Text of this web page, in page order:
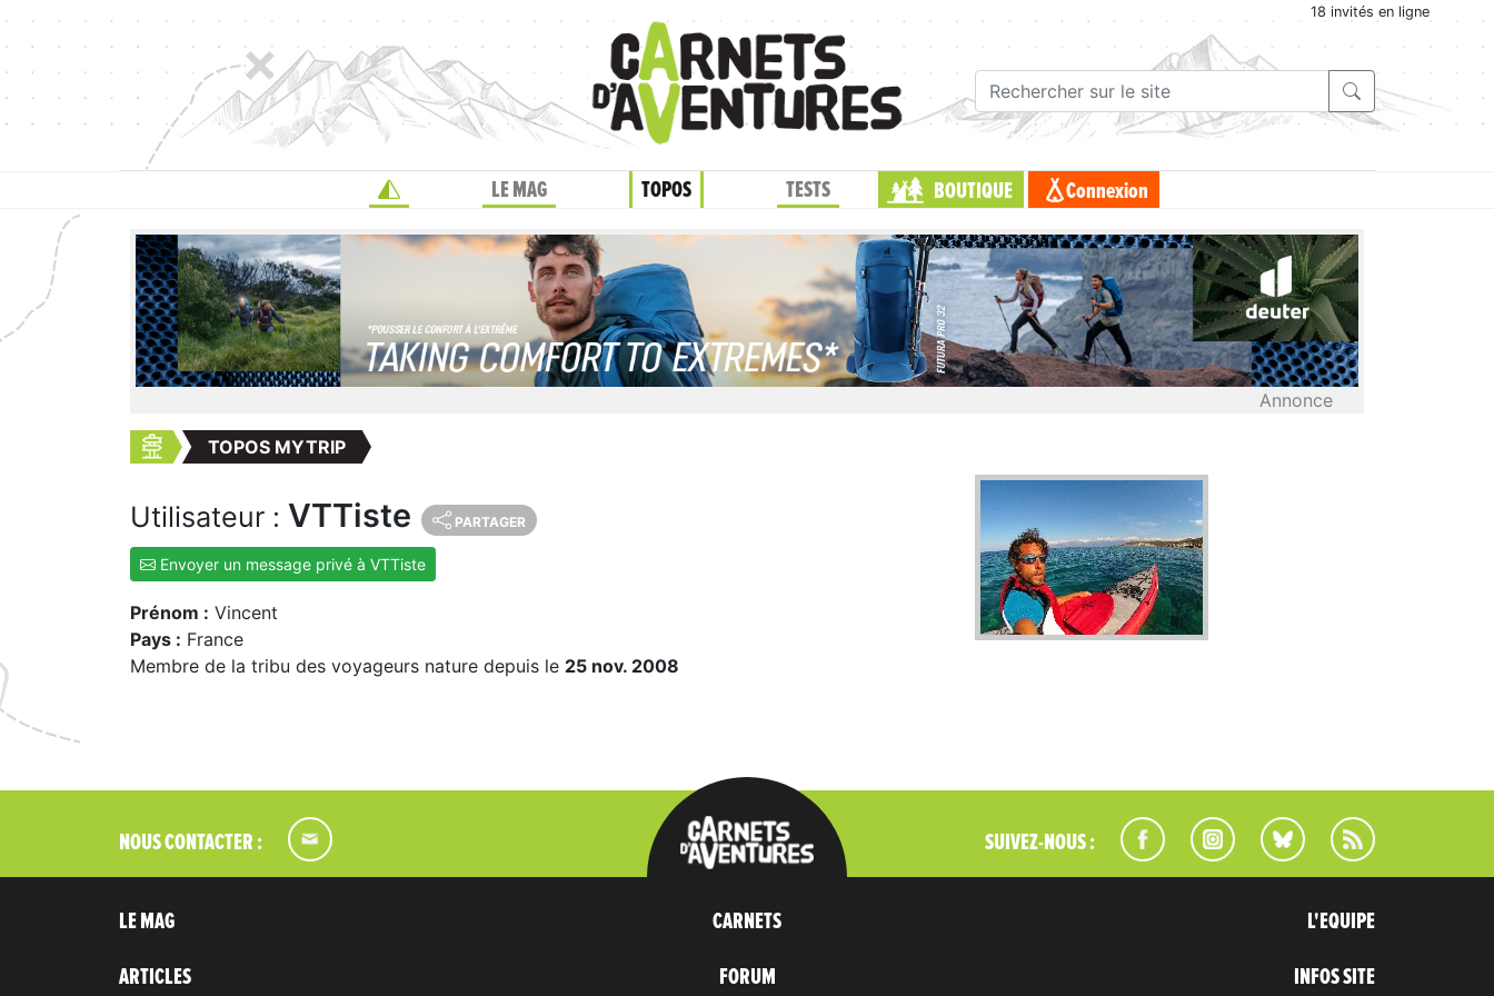
18 invités en ligne
LE MAG TOPOS TESTS BOUTIQUE Connexion
Annonce
TOPOS MYTRIP
Utilisateur : VTTiste PARTAGER
Envoyer un message privé à VTTiste
Prénom : Vincent
Pays : France
Membre de la tribu des voyageurs nature depuis le 25 nov. 2008
NOUS CONTACTER : SUIVEZ-NOUS :
LE MAG
ARTICLES
CARNETS
FORUM
L'EQUIPE
INFOS SITE